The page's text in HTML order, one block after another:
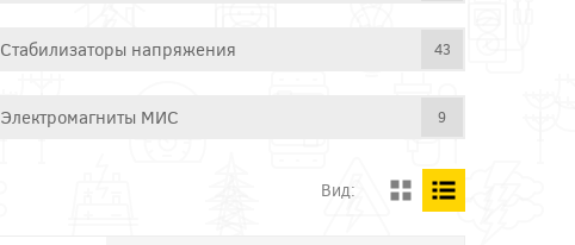
Стабилизаторы напряжения 43
Электромагниты МИС 9
Вид: